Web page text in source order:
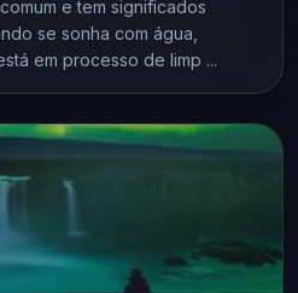
e tem significados
se sonha com água,
em processo de limp ...